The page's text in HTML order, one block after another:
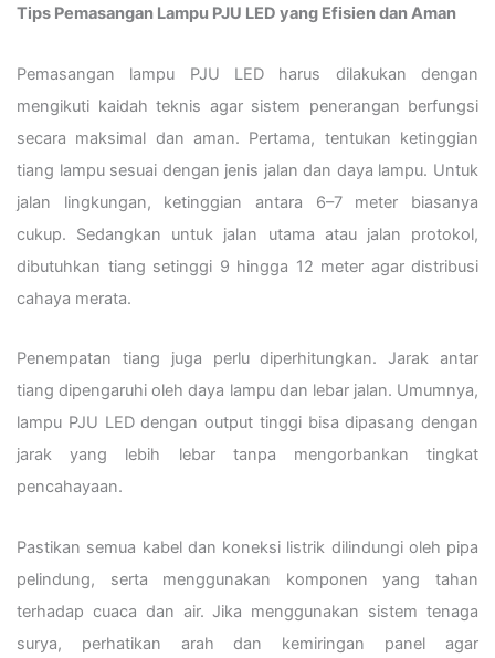
Tips Pemasangan Lampu PJU LED yang Efisien dan Aman
Pemasangan lampu PJU LED harus dilakukan dengan
mengikuti kaidah teknis agar sistem penerangan berfungsi
secara maksimal dan aman. Pertama, tentukan ketinggian
tiang lampu sesuai dengan jenis jalan dan daya lampu. Untuk
jalan lingkungan, ketinggian antara 6–7 meter biasanya
cukup. Sedangkan untuk jalan utama atau jalan protokol,
dibutuhkan tiang setinggi 9 hingga 12 meter agar distribusi
cahaya merata.
Penempatan tiang juga perlu diperhitungkan. Jarak antar
tiang dipengaruhi oleh daya lampu dan lebar jalan. Umumnya,
lampu PJU LED dengan output tinggi bisa dipasang dengan
jarak yang lebih lebar tanpa mengorbankan tingkat
pencahayaan.
Pastikan semua kabel dan koneksi listrik dilindungi oleh pipa
pelindung, serta menggunakan komponen yang tahan
terhadap cuaca dan air. Jika menggunakan sistem tenaga
surya, perhatikan arah dan kemiringan panel agar